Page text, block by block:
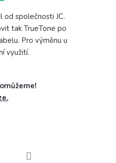
společnosti JC.
tak TrueTone po
Pro výměnu u
využití.